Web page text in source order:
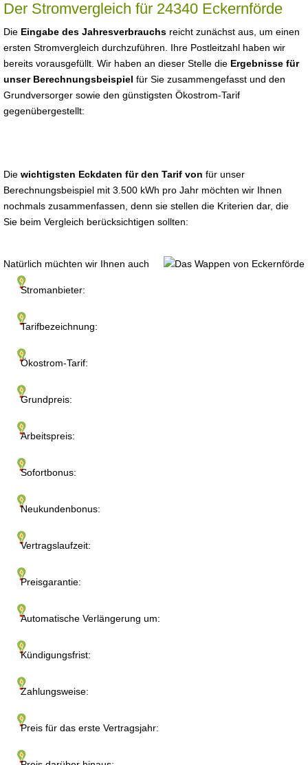
Der Stromvergleich für 24340 Eckernförde
Die Eingabe des Jahresverbrauchs reicht zunächst aus, um einen
ersten Stromvergleich durchzuführen. Ihre Postleitzahl haben wir
bereits vorausgefüllt. Wir haben an dieser Stelle die Ergebnisse für
unser Berechnungsbeispiel für Sie zusammengefasst und den
Grundversorger sowie den günstigsten Ökostrom-Tarif
gegenübergestellt:
Die wichtigsten Eckdaten für den Tarif von für unser
Berechnungsbeispiel mit 3.500 kWh pro Jahr möchten wir Ihnen
nochmals zusammenfassen, denn sie stellen die Kriterien dar, die
Sie beim Vergleich berücksichtigen sollten:
Stromanbieter:
Tarifbezeichnung:
Ökostrom-Tarif:
Grundpreis:
Arbeitspreis:
Sofortbonus:
Neukundenbonus:
Vertragslaufzeit:
Preisgarantie:
Automatische Verlängerung um:
Kündigungsfrist:
Zahlungsweise:
Preis für das erste Vertragsjahr:
Natürlich müchten wir Ihnen auch